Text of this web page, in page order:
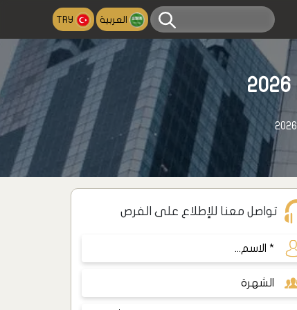
العربية TRY
تواصل معنا للإطلاع على الفرص